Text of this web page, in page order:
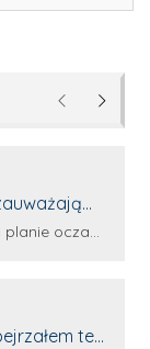
Poprzednie
Pan
młodego filmowca
ten